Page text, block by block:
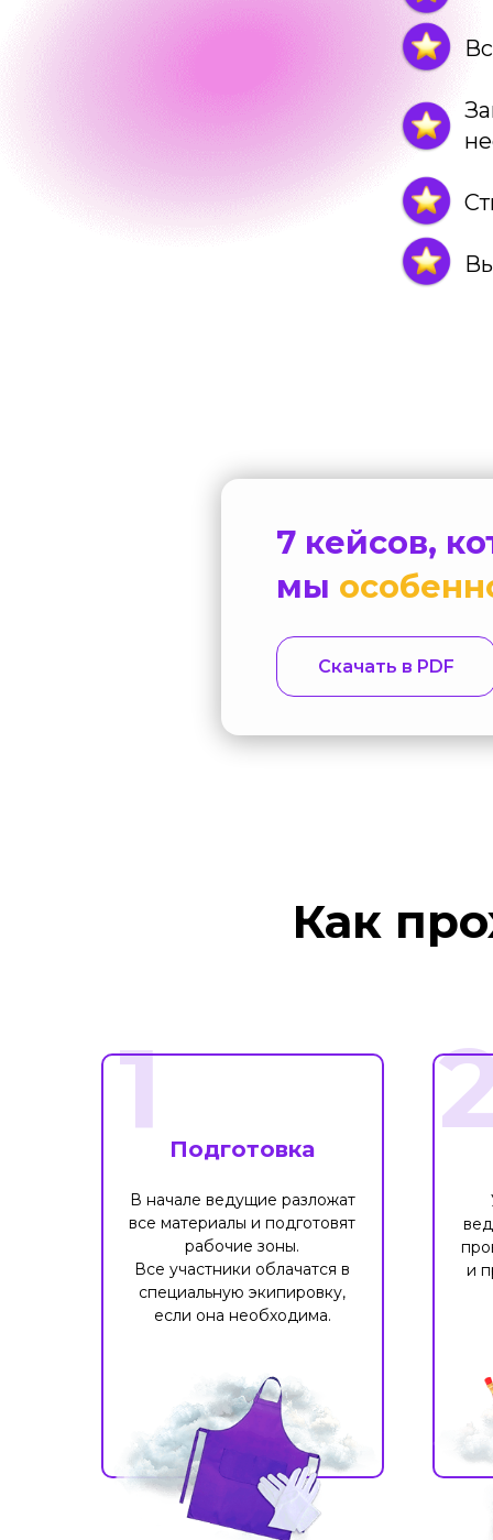
Скачать в PDF
7 кейсов,
мы
Подготовка
Как
В начале ведущие разложат
все материалы и подготовят
рабочие зоны.
Все участники облачатся в
специальную экипировку,
если она необходима.
1
и